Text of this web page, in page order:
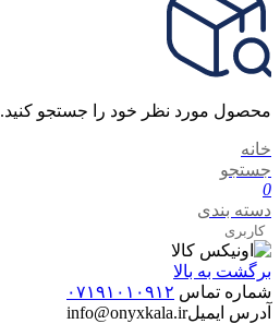
محصول مورد نظر خود را جستجو کنید.
خانه
جستجو
0
دسته بندی
کاربری
برگشت به بالا
شماره تماس ۰۷۱۹۱۰۱۰۹۱۲
آدرس ایمیلinfo@onyxkala.ir